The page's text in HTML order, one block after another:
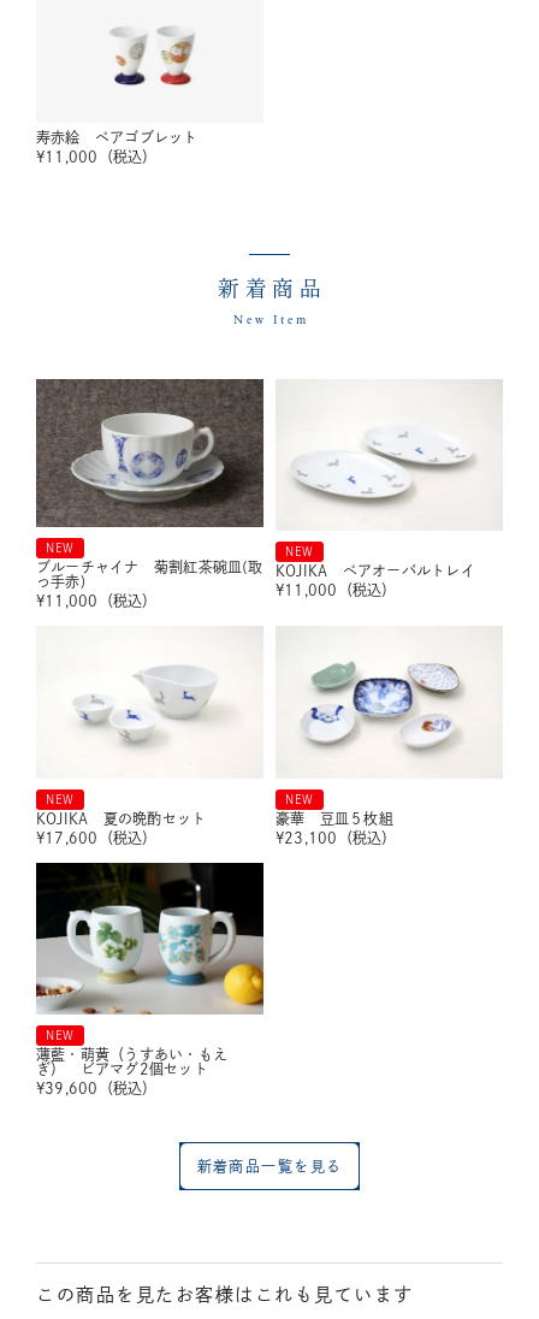
寿赤絵 ペアゴブレット
¥11,000 （税込）
新着商品
New Item
NEW
ブルーチャイナ 菊割紅茶碗皿(取
っ手赤)
¥11,000 （税込）
NEW
KOJIKA ペアオーバルトレイ
¥11,000 （税込）
NEW
KOJIKA 夏の晩酌セット
¥17,600 （税込）
NEW
豪華 豆皿５枚組
¥23,100 （税込）
NEW
薄藍・萌黄（うすあい・もえ
ぎ） ビアマグ2個セット
¥39,600 （税込）
新着商品一覧を見る
この商品を見たお客様はこれも見ています